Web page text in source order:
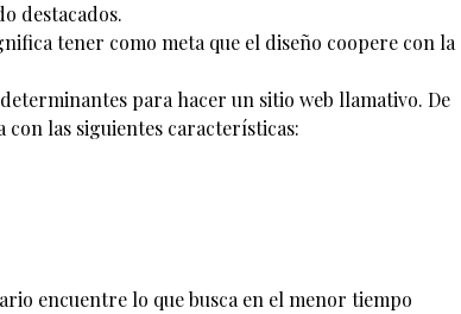
destacados.
tener como meta que el diseño coopere con la
para hacer un sitio web llamativo. De
las siguientes características:
encuentre lo que busca en el menor tiempo